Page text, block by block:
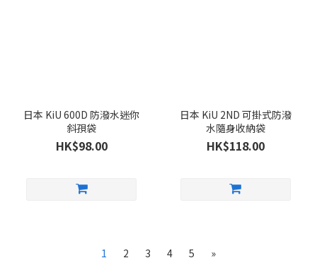
日本 KiU 600D 防潑水迷你
斜孭袋
HK$98.00
日本 KiU 2ND 可掛式防潑
水隨身收納袋
HK$118.00
1 2 3 4 5 »